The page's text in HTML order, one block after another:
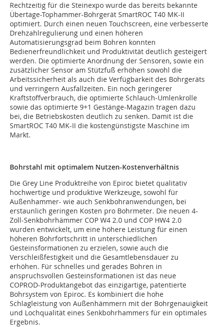
Rechtzeitig für die Steinexpo wurde das bereits bekannte
Übertage-Tophammer-Bohrgerät SmartROC T40 MK-II
optimiert. Durch einen neuen Touchscreen, eine verbesserte
Drehzahlregulierung und einen höheren
Automatisierungsgrad beim Bohren konnten
Bedienerfreundlichkeit und Produktivität deutlich gesteigert
werden. Die optimierte Anordnung der Sensoren, sowie ein
zusätzlicher Sensor am Stützfuß erhöhen sowohl die
Arbeitssicherheit als auch die Verfügbarkeit des Bohrgeräts
und verringern Ausfallzeiten. Ein noch geringerer
Kraftstoffverbrauch, die optimierte Schlauch-Umlenkrolle
sowie das optimierte 9+1 Gestänge-Magazin tragen dazu
bei, die Betriebskosten deutlich zu senken. Damit ist die
SmartROC T40 MK-II die kostengünstigste Maschine im
Markt.
Bohrstahl mit optimalem Nutzen-Kostenverhältnis
Die Grey Line Produktreihe von Epiroc bietet qualitativ
hochwertige und produktive Werkzeuge, sowohl für
Außenhammer- wie auch Senkbohranwendungen, bei
erstaunlich geringen Kosten pro Bohrmeter. Die neuen 4-
Zoll-Senkbohrhämmer COP W4 2.0 und COP HW4 2.0
wurden entwickelt, um eine höhere Leistung für einen
höheren Bohrfortschritt in unterschiedlichen
Gesteinsformationen zu erzielen, sowie auch die
Verschleißfestigkeit und die Gesamtlebensdauer zu
erhöhen. Für schnelles und gerades Bohren in
anspruchsvollen Gesteinsformationen ist das neue
COPROD-Produktangebot das einzigartige, patentierte
Bohrsystem von Epiroc. Es kombiniert die hohe
Schlagleistung von Außenhämmern mit der Bohrgenauigkeit
und Lochqualität eines Senkbohrhammers für ein optimales
Ergebnis.